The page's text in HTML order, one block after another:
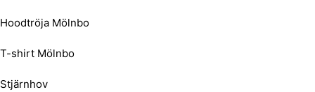
Hoodtröja Mölnbo
T-shirt Mölnbo
Stjärnhov